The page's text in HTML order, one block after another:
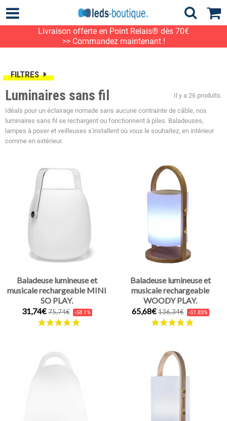
Livraison offerte en Point Relais® dès 70€
>> Commandez maintenant !
FILTRES
Il y a 26 produits.
Luminaires sans fil
Idéals pour un éclairage nomade sans aucune contrainte de câble, nos
luminaires sans fil se rechargent ou fonctionnent à piles. Baladeuses,
lampes à poser et veilleuses s'installent où vous le souhaitez, en intérieur
comme en extérieur.
Baladeuse lumineuse et
musicale rechargeable MINI
SO PLAY.
31,74€75,74€ -58.1%
Baladeuse lumineuse et
musicale rechargeable
WOODY PLAY.
65,68€136,34€ -51.83%